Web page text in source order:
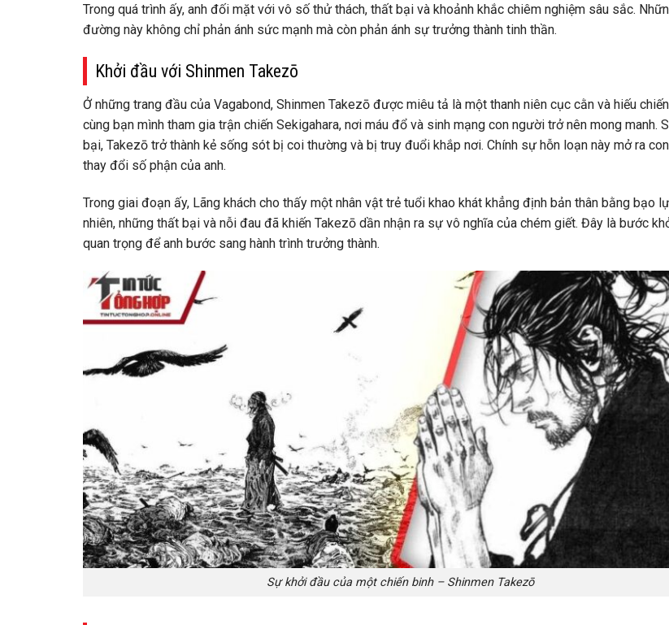
Trong quá trình ấy, anh đối mặt với vô số thử thách, thất bại và khoảnh khắc chiêm nghiệm sâu sắc.
đường này không chỉ phản ánh sức mạnh mà còn phản ánh sự trưởng thành tinh thần.
Khởi đầu với Shinmen Takezō
Ở những trang đầu của Vagabond, Shinmen Takezō được miêu tả là một thanh niên cục cằn và hiếu
cùng bạn mình tham gia trận chiến Sekigahara, nơi máu đổ và sinh mạng con người trở nên mong manh.
bại, Takezō trở thành kẻ sống sót bị coi thường và bị truy đuổi khắp nơi. Chính sự hỗn loạn này mở ra
thay đổi số phận của anh.
Trong giai đoạn ấy, Lãng khách cho thấy một nhân vật trẻ tuổi khao khát khẳng định bản thân bằng bạo
nhiên, những thất bại và nỗi đau đã khiến Takezō dần nhận ra sự vô nghĩa của chém giết. Đây là bước
quan trọng để anh bước sang hành trình trưởng thành.
Sự khởi đầu của một chiến binh – Shinmen Takezō